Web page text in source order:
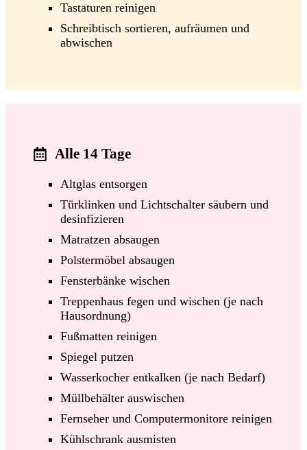
Tastaturen reinigen
Schreibtisch sortieren, aufräumen und
abwischen
Alle 14 Tage
Altglas entsorgen
Türklinken und Lichtschalter säubern und
desinfizieren
Matratzen absaugen
Polstermöbel absaugen
Fensterbänke wischen
Treppenhaus fegen und wischen (je nach
Hausordnung)
Fußmatten reinigen
Spiegel putzen
Wasserkocher entkalken (je nach Bedarf)
Müllbehälter auswischen
Fernseher und Computermonitore reinigen
Kühlschrank ausmisten